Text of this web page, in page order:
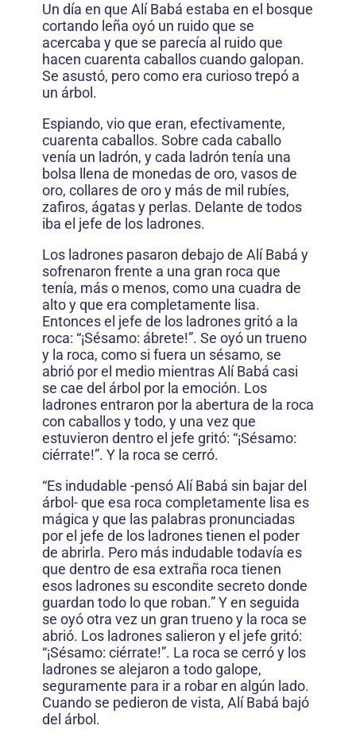
Un día en que Alí Babá estaba en el bosque
cortando leña oyó un ruido que se
acercaba y que se parecía al ruido que
hacen cuarenta caballos cuando galopan.
Se asustó, pero como era curioso trepó a
un árbol.
Espiando, vio que eran, efectivamente,
cuarenta caballos. Sobre cada caballo
venía un ladrón, y cada ladrón tenía una
bolsa llena de monedas de oro, vasos de
oro, collares de oro y más de mil rubíes,
zafiros, ágatas y perlas. Delante de todos
iba el jefe de los ladrones.
Los ladrones pasaron debajo de Alí Babá y
sofrenaron frente a una gran roca que
tenía, más o menos, como una cuadra de
alto y que era completamente lisa.
Entonces el jefe de los ladrones gritó a la
roca: “¡Sésamo: ábrete!”. Se oyó un trueno
y la roca, como si fuera un sésamo, se
abrió por el medio mientras Alí Babá casi
se cae del árbol por la emoción. Los
ladrones entraron por la abertura de la roca
con caballos y todo, y una vez que
estuvieron dentro el jefe gritó: “¡Sésamo:
ciérrate!”. Y la roca se cerró.
“Es indudable -pensó Alí Babá sin bajar del
árbol- que esa roca completamente lisa es
mágica y que las palabras pronunciadas
por el jefe de los ladrones tienen el poder
de abrirla. Pero más indudable todavía es
que dentro de esa extraña roca tienen
esos ladrones su escondite secreto donde
guardan todo lo que roban.” Y en seguida
se oyó otra vez un gran trueno y la roca se
abrió. Los ladrones salieron y el jefe gritó:
“¡Sésamo: ciérrate!”. La roca se cerró y los
ladrones se alejaron a todo galope,
seguramente para ir a robar en algún lado.
Cuando se pedieron de vista, Alí Babá bajó
del árbol.